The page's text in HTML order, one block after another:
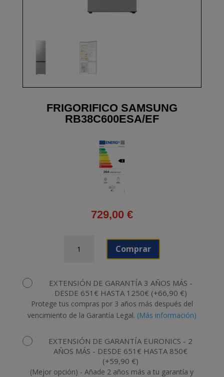
FRIGORIFICO SAMSUNG
RB38C600ESA/EF
729,00 €
FRIGORIFICO
SAMSUNG
Comprar
EXTENSIÓN DE GARANTÍA 3 AÑOS MÁS -
DESDE 651€ HASTA 1250€ (+66,90 €)
Protege tus compras por 3 años más después del
vencimiento de la Garantía Legal. (Más información)
EXTENSIÓN DE GARANTÍA EURONICS - 2
AÑOS MÁS - DESDE 651€ HASTA 850€
(+59,90€)
(Mejor opción) - Añade 2 años más a tu garantía y